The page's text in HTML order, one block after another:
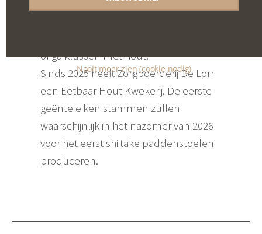
of ga klussen met hout.
Sinds 2025 heeft Zorgboerderij De Lorr
een Eetbaar Hout Kwekerij. De eerste
geënte eiken stammen zullen
waarschijnlijk in het nazomer van 2026
voor het eerst shiitake paddenstoelen
produceren.
Nooit meer zien (cookie nodig)